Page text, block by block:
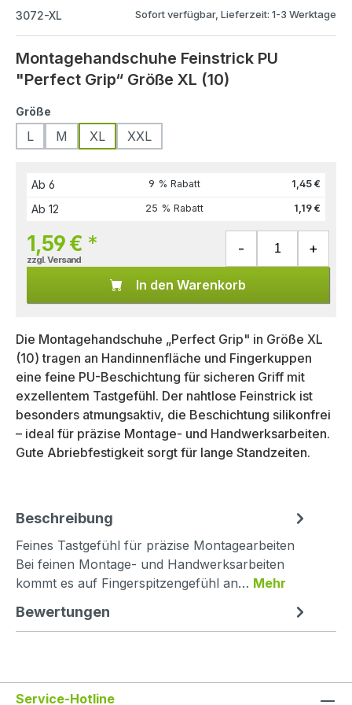
3072-XL Sofort verfügbar, Lieferzeit: 1-3 Werktage
Montagehandschuhe Feinstrick PU
"Perfect Grip“ Größe XL (10)
Größe
L M XL XXL
Ab 6 9 % Rabatt 1,45 €
Ab 12 25 % Rabatt 1,19 €
1,59 € *
zzgl. Versand
In den Warenkorb
Die Montagehandschuhe „Perfect Grip" in Größe XL
(10) tragen an Handinnenfläche und Fingerkuppen
eine feine PU-Beschichtung für sicheren Griff mit
exzellentem Tastgefühl. Der nahtlose Feinstrick ist
besonders atmungsaktiv, die Beschichtung silikonfrei
– ideal für präzise Montage- und Handwerksarbeiten.
Gute Abriebfestigkeit sorgt für lange Standzeiten.
Beschreibung
Feines Tastgefühl für präzise Montagearbeiten
Bei feinen Montage- und Handwerksarbeiten
kommt es auf Fingerspitzengefühl an… Mehr
Bewertungen
Service-Hotline